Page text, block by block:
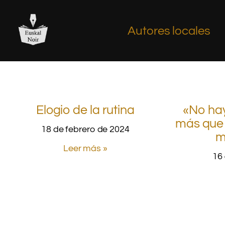
Autores locales
Elogio de la rutina
18 de febrero de 2024
Leer más »
«No
más
16